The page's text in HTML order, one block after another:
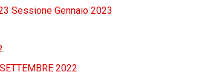
Sessione Gennaio 2023
2022